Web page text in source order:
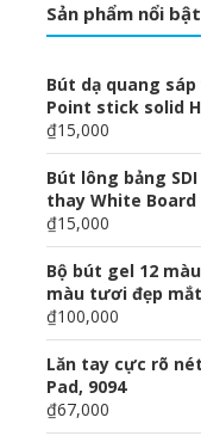
Sản phẩm nổi bật
Bút dạ quang sáp
Point stick solid
₫15,000
Bút lông bảng
thay White
₫15,000
Bộ bút gel 12
màu tươi đẹp mắt
₫100,000
Lăn tay cực rõ
Pad, 9094
₫67,000